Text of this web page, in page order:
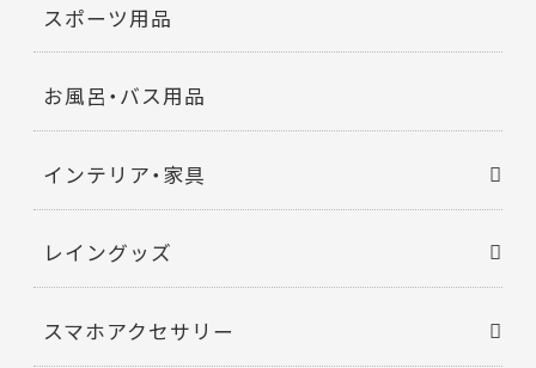
スポーツ用品
お風呂・バス用品
インテリア・家具
レイングッズ
スマホアクセサリー